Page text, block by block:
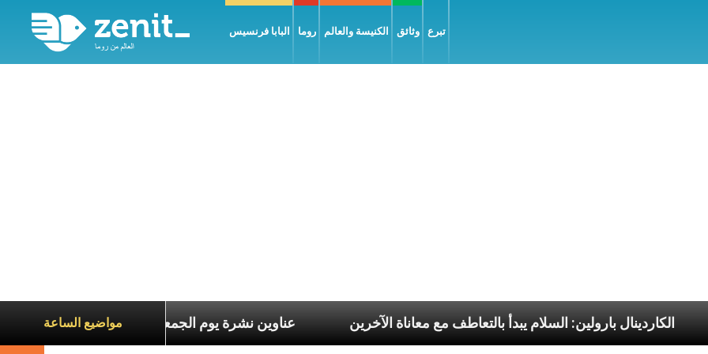
البابا فرنسيس روما الكنيسة والعالم وثائق تبرع
مواضيع الساعةعناوين نشرة يوم الجمعة 7 آب 2026: السلام يُبنى بصبر يومًا بعد يوم الكاردينال بارولين: السلام يبدأ بالتعاطف مع معاناة الآخرين